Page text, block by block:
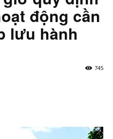
động cần
lưu hành
745